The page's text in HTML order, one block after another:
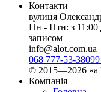
Контакти
вулиця
Пн - Птн: з 11:00
записом
info@alot.com.ua
068 777-53-38
© 2015—2026 «а
Компанія